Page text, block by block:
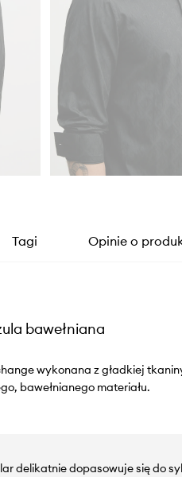
Tagi Opinie o
bawełniana
wykonana z gładkiej
bawełnianego materiału.
delikatnie dopasowuje się do